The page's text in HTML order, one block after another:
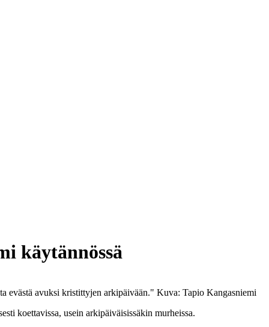
käytännössä
evästä avuksi kristittyjen arkipäivään." Kuva: Tapio Kangasniemi
koettavissa, usein arkipäiväisissäkin murheissa.